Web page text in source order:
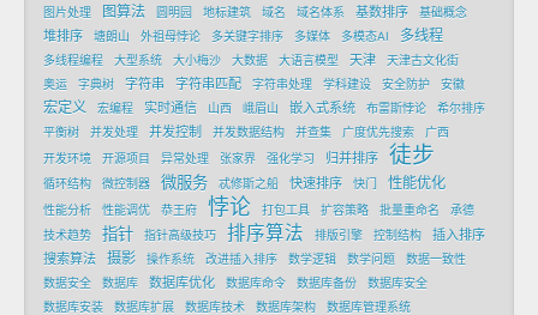
图片处理
图算法 圆明园 地标建筑 域名 域名体系 基数排序 基础概念
堆排序 塘朗山 外祖母悖论 多关键字排序 多媒体 多模态AI 多线程
多线程编程 大型系统 大小梅沙 大数据 大语言模型 天津
天津古文化街
奥运
字典树 字符串 字符串匹配 字符串处理 学科建设 安全防护 安徽
宏定义 宏编程 实时通信 山西 峨眉山 嵌入式系统 布雷斯悖论
希尔排序
平衡树
并发处理 并发控制 并发数据结构 并查集 广度优先搜索
广西
开发环境
开源项目 异常处理 张家界 强化学习 归并排序 徒步
循环结构 微控制器 微服务 忒修斯之船 快速排序 快门 性能优化
性能分析 性能调优 恭王府 悖论 打包工具 扩容策略 批量重命名
承德
技术趋势
指针 指针高级技巧 排序算法 排版引擎 控制结构
插入排序
搜索算法
摄影 操作系统 改进插入排序 数学逻辑 数学问题
数据一致性
数据安全
数据库 数据库优化 数据库命令 数据库备份
数据库安全
数据库安装
数据库扩展 数据库技术 数据库架构
数据库管理系统